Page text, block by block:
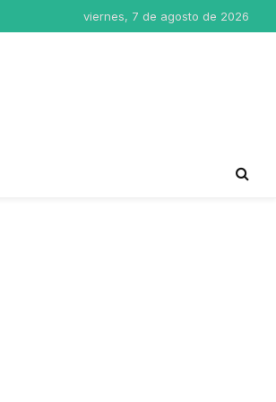
viernes, 7 de agosto de 2026